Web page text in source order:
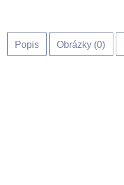
Popis Obrázky (0)